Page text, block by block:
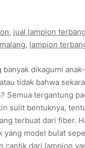
, jual lampion terbang
, lampion
dikagumi
tidak bahwa
Semua tergantung
sulit bentuknya,
terbuat dari fiber.
model bulat
cantik dari lampion